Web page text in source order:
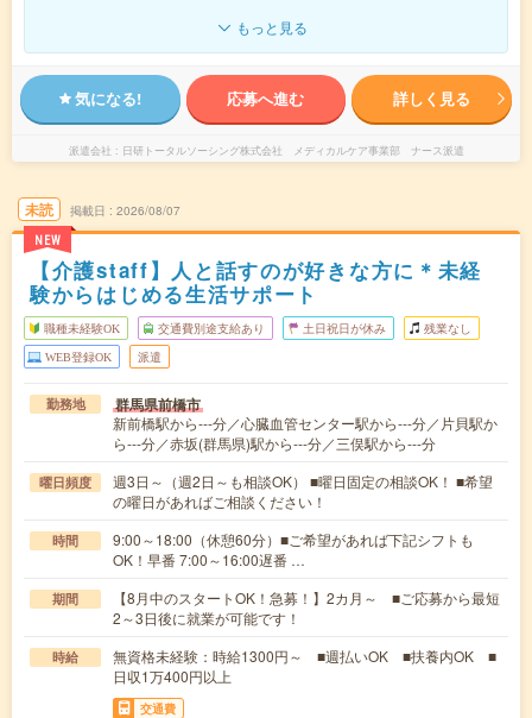
もっと見る
気になる! 応募へ進む 詳しく見る
派遣会社 日研トータルソーシング株式会社 メディカルケア事業部 ナース派遣
未読
NEW
掲載日 2026/08/07
【介護staff】人と話すのが好きな方に＊未経
験からはじめる生活サポート
職種未経験OK 交通費別途支給あり 土日祝日が休み 残業なし
WEB登録OK 派遣
勤務地 群馬県前橋市
新前橋駅から---分／心臓血管センター駅から---分／片貝駅か
ら---分／赤坂(群馬県)駅から---分／三俣駅から---分
曜日頻度
週3日～（週2日～も相談OK） ■曜日固定の相談OK！ ■希望
の曜日があればご相談ください！
時間
9:00～18:00（休憩60分）■ご希望があれば下記シフトも
OK！早番 7:00～16:00遅番 …
期間
【8月中のスタートOK！急募！】2カ月～ ■ご応募から最短
2～3日後に就業が可能です！
時給
無資格未経験：時給1300円～ ■週払いOK ■扶養内OK ■
日収1万400円以上
交通費